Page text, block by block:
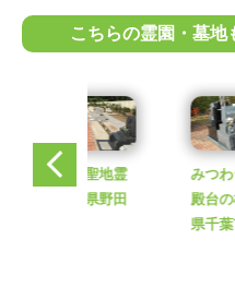
こちらの霊園・墓
みつわ台霊園
（千葉
清岸
徳陵苑
市川